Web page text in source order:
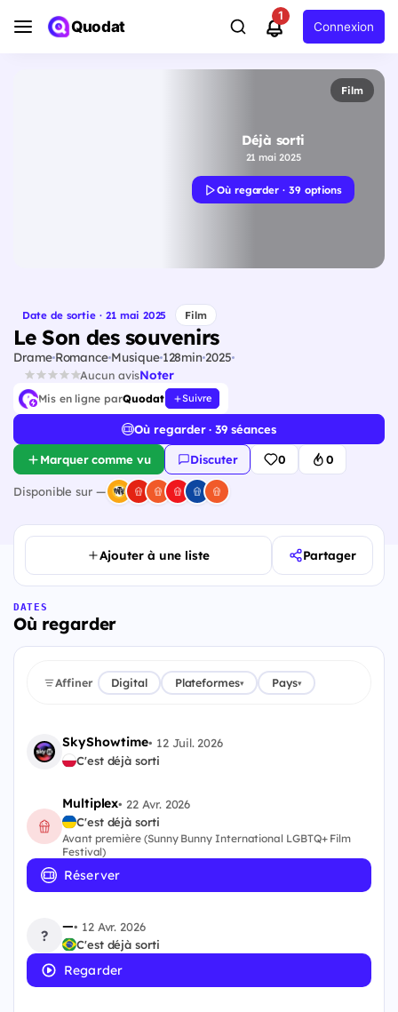
Quodat
1
Connexion
Film
Déjà sorti
21 mai 2025
Où regarder · 39 options
Date de sortie · 21 mai 2025 Film
Le Son des souvenirs
DrameRomance Musique128min 2025
Aucun avisNoter
Mis en ligne parQuodat Suivre
Où regarder · 39 séances
Marquer comme vu Discuter 0 0
Disponible sur —
Ajouter à une liste Partager
DATES
Où regarder
Affiner Digital Plateformes▾ Pays▾
SkyShowtime• 12 Juil. 2026
C'est déjà sorti
Multiplex• 22 Avr. 2026
C'est déjà sorti
Avant première (Sunny Bunny International LGBTQ+ Film
Festival)
Réserver
?
—• 12 Avr. 2026
C'est déjà sorti
Regarder